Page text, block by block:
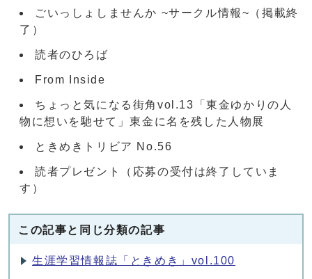
ごいっしょしませんか ~サークル情報~（掲載終
了）
読者のひろば
From Inside
ちょっと気になる街角vol.13「東金ゆかりの人
物に想いを馳せて」東金に名を残した人物展
ときめきトリビア No.56
読者プレゼント（応募の受付は終了していま
す）
この記事と同じ分類の記事
生涯学習情報誌「ときめき」vol.100